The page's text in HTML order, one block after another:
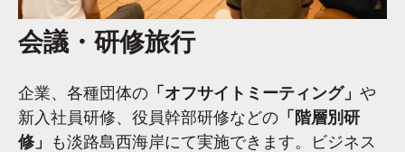
会議・研修旅行
企業、各種団体の 「オフサイトミーティング」 や
新入社員研修、役員幹部研修などの 「階層別研
修」
も淡路島西海岸にて実施できます。ビジネス